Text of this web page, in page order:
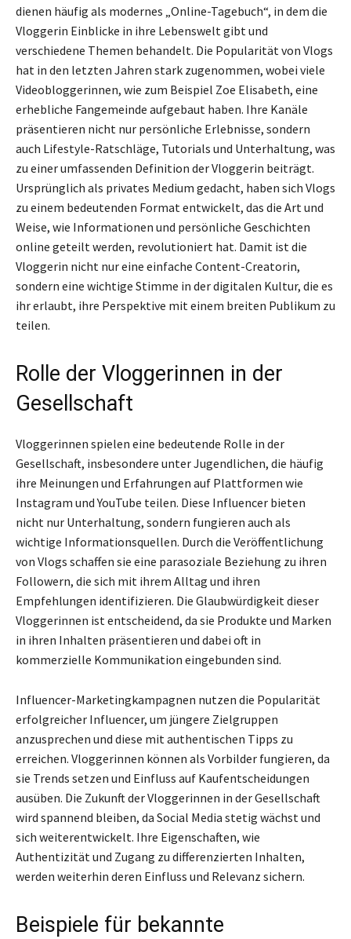
dienen häufig als modernes „Online-Tagebuch“, in dem die
Vloggerin Einblicke in ihre Lebenswelt gibt und
verschiedene Themen behandelt. Die Popularität von Vlogs
hat in den letzten Jahren stark zugenommen, wobei viele
Videobloggerinnen, wie zum Beispiel Zoe Elisabeth, eine
erhebliche Fangemeinde aufgebaut haben. Ihre Kanäle
präsentieren nicht nur persönliche Erlebnisse, sondern
auch Lifestyle-Ratschläge, Tutorials und Unterhaltung, was
zu einer umfassenden Definition der Vloggerin beiträgt.
Ursprünglich als privates Medium gedacht, haben sich Vlogs
zu einem bedeutenden Format entwickelt, das die Art und
Weise, wie Informationen und persönliche Geschichten
online geteilt werden, revolutioniert hat. Damit ist die
Vloggerin nicht nur eine einfache Content-Creatorin,
sondern eine wichtige Stimme in der digitalen Kultur, die es
ihr erlaubt, ihre Perspektive mit einem breiten Publikum zu
teilen.
Rolle der Vloggerinnen in der
Gesellschaft
Vloggerinnen spielen eine bedeutende Rolle in der
Gesellschaft, insbesondere unter Jugendlichen, die häufig
ihre Meinungen und Erfahrungen auf Plattformen wie
Instagram und YouTube teilen. Diese Influencer bieten
nicht nur Unterhaltung, sondern fungieren auch als
wichtige Informationsquellen. Durch die Veröffentlichung
von Vlogs schaffen sie eine parasoziale Beziehung zu ihren
Followern, die sich mit ihrem Alltag und ihren
Empfehlungen identifizieren. Die Glaubwürdigkeit dieser
Vloggerinnen ist entscheidend, da sie Produkte und Marken
in ihren Inhalten präsentieren und dabei oft in
kommerzielle Kommunikation eingebunden sind.
Influencer-Marketingkampagnen nutzen die Popularität
erfolgreicher Influencer, um jüngere Zielgruppen
anzusprechen und diese mit authentischen Tipps zu
erreichen. Vloggerinnen können als Vorbilder fungieren, da
sie Trends setzen und Einfluss auf Kaufentscheidungen
ausüben. Die Zukunft der Vloggerinnen in der Gesellschaft
wird spannend bleiben, da Social Media stetig wächst und
sich weiterentwickelt. Ihre Eigenschaften, wie
Authentizität und Zugang zu differenzierten Inhalten,
werden weiterhin deren Einfluss und Relevanz sichern.
Beispiele für bekannte